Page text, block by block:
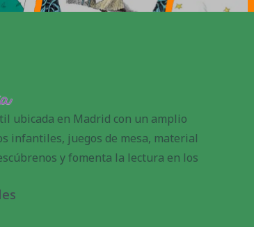
ubicada en Madrid con un amplio
infantiles, juegos de mesa, material
y fomenta la lectura en los